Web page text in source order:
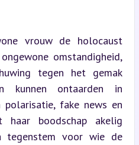
vrouw de holocaust
omstandigheid,
tegen het gemak
kunnen ontaarden in
fake news en
haar boodschap akelig
tegenstem voor wie de